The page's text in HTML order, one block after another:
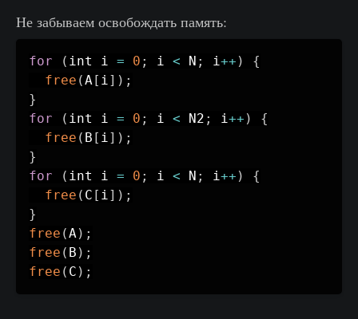
Не забываем освобождать память:
for ( int i = 0 ; i < N ; i++ )
{
free (A [ i] ) ;
}
for
( int i = 0 ; i < N2 ; i++ )
{
free ( B [ i] ) ;
}
for
( int i = 0 ; i < N ; i++ )
{
free ( C [ i] ) ;
}
free (A) ;
free ( B ) ;
free ( C ) ;